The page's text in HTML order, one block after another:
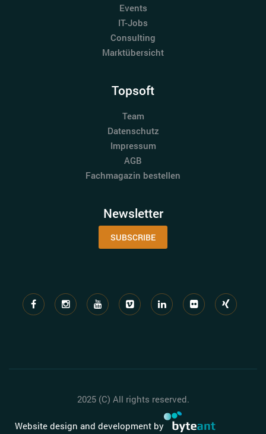
Events
IT-Jobs
Consulting
Marktübersicht
Topsoft
Team
Datenschutz
Impressum
AGB
Fachmagazin bestellen
Newsletter
SUBSCRIBE
2025 (C) All rights reserved.
Website design and development by